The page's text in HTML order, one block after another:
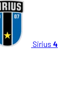
Sirius 4